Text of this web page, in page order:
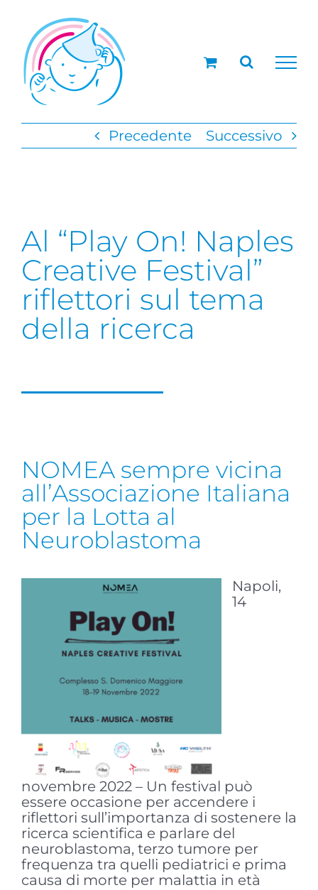
contenuto
Precedente Successivo
Al “Play On! Naples
Creative Festival”
riflettori sul tema
della ricerca
NOMEA sempre vicina
all’Associazione Italiana
per la Lotta al
Neuroblastoma
Napoli,
14
novembre 2022 – Un festival può
essere occasione per accendere i
riflettori sull’importanza di sostenere la
ricerca scientifica e parlare del
neuroblastoma, terzo tumore per
frequenza tra quelli pediatrici e prima
causa di morte per malattia in età